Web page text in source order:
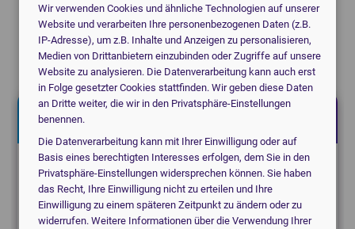
Jetzt kostenlos anfragen!
Ich helfe Ihnen gerne.
Christoph Bartram, Geschäftsführung
Suchen Sie für eine Praxis, eine Klinik oder ein
MVZ?
Wir verwenden Cookies und ähnliche Technologien auf unserer
Website und verarbeiten Ihre personenbezogenen Daten (z.B.
IP-Adresse), um z.B. Inhalte und Anzeigen zu personalisieren,
Medien von Drittanbietern einzubinden oder Zugriffe auf unsere
Website zu analysieren. Die Datenverarbeitung kann auch erst
in Folge gesetzter Cookies stattfinden. Wir geben diese Daten
an Dritte weiter, die wir in den Privatsphäre-Einstellungen
benennen.
Die Datenverarbeitung kann mit Ihrer Einwilligung oder auf
Basis eines berechtigten Interesses erfolgen, dem Sie in den
Privatsphäre-Einstellungen widersprechen können. Sie haben
das Recht, Ihre Einwilligung nicht zu erteilen und Ihre
Einwilligung zu einem späteren Zeitpunkt zu ändern oder zu
widerrufen. Weitere Informationen über die Verwendung Ihrer